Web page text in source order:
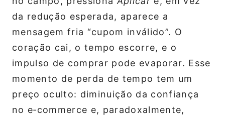
da redução esperada, aparece a
mensagem fria “cupom inválido”. O
coração cai, o tempo escorre, e o
impulso de comprar pode evaporar. Esse
momento de perda de tempo tem um
preço oculto: diminuição da confiança
no e‑commerce e, paradoxalmente,